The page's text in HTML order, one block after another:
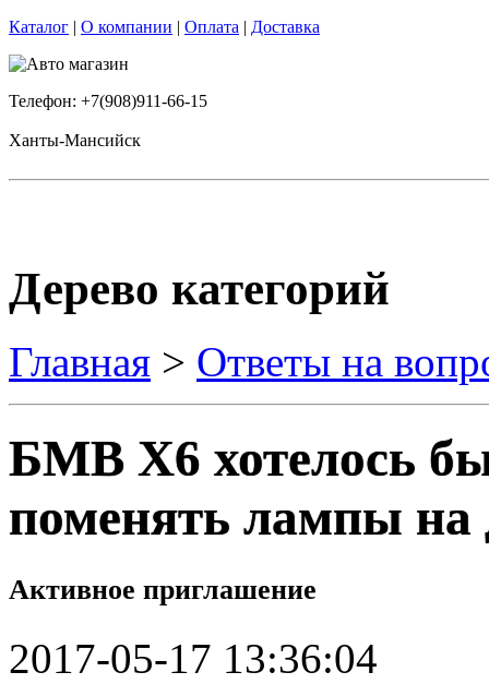
Каталог | О компании | Оплата | Доставка
Телефон: +7(908)911-66-15
Ханты-Мансийск
Дерево категорий
Главная > Ответы на
БМВ Х6 хотелось
поменять лампы на
Активное приглашение
2017-05-17 13:36:04